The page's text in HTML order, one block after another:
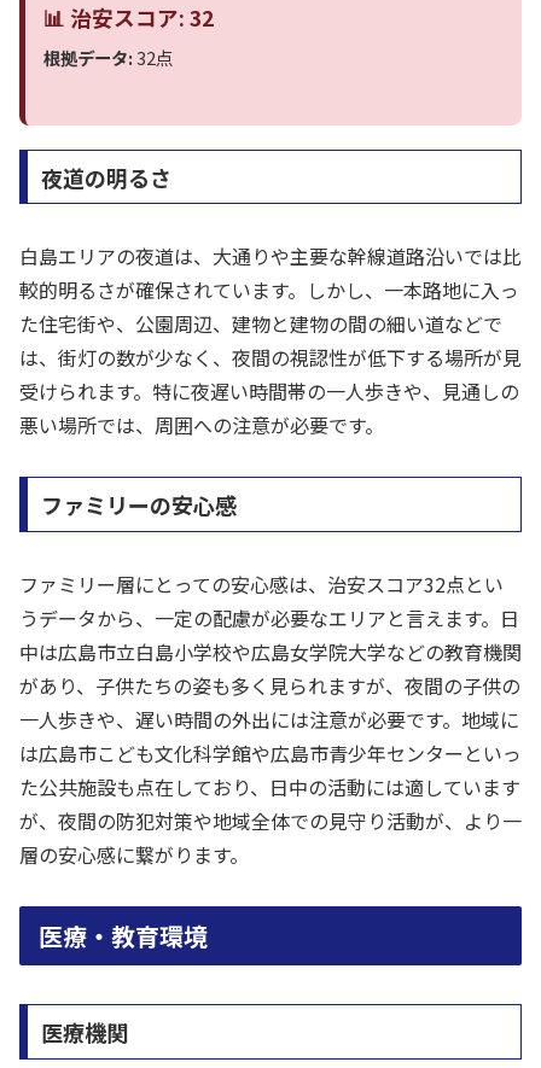
📊 治安スコア: 32
根拠データ:32点
夜道の明るさ
白島エリアの夜道は、大通りや主要な幹線道路沿いでは比
較的明るさが確保されています。しかし、一本路地に入っ
た住宅街や、公園周辺、建物と建物の間の細い道などで
は、街灯の数が少なく、夜間の視認性が低下する場所が見
受けられます。特に夜遅い時間帯の一人歩きや、見通しの
悪い場所では、周囲への注意が必要です。
ファミリーの安心感
ファミリー層にとっての安心感は、治安スコア32点とい
うデータから、一定の配慮が必要なエリアと言えます。日
中は広島市立白島小学校や広島女学院大学などの教育機関
があり、子供たちの姿も多く見られますが、夜間の子供の
一人歩きや、遅い時間の外出には注意が必要です。地域に
は広島市こども文化科学館や広島市青少年センターといっ
た公共施設も点在しており、日中の活動には適しています
が、夜間の防犯対策や地域全体での見守り活動が、より一
層の安心感に繋がります。
医療・教育環境
医療機関